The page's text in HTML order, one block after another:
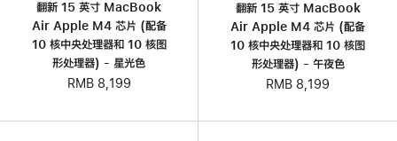
翻新 15 英寸 MacBook
Air Apple M4 芯片 (配备
10 核中央处理器和 10 核图
形处理器) - 星光色
RMB 8,199
翻新 15 英寸 MacBook
Air Apple M4 芯片 (配备
10 核中央处理器和 10 核图
形处理器) - 午夜色
RMB 8,199